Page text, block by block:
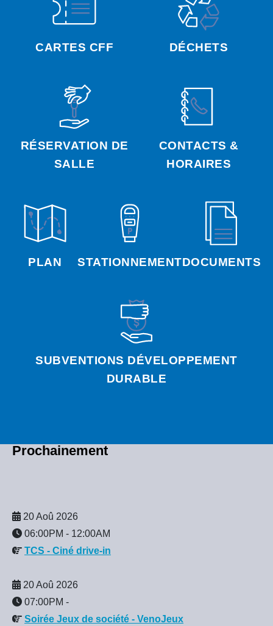
CARTES CFF DÉCHETS
RÉSERVATION DE
SALLE
CONTACTS &
HORAIRES
PLAN STATIONNEMENTDOCUMENTS
SUBVENTIONS DÉVELOPPEMENT
DURABLE
Prochainement
20 Aoû 2026
06:00PM - 12:00AM
TCS - Ciné drive-in
20 Aoû 2026
07:00PM -
Soirée Jeux de société - VenoJeux